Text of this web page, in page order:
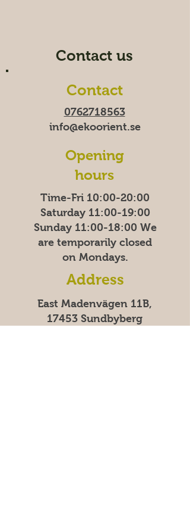
Contact us
Contact
0762718563
info@ekoorient.se
Opening
hours
Time-Fri 10:00-20:00
Saturday 11:00-19:00
Sunday 11:00-18:00 We
are temporarily closed
on Mondays.
Address
East Madenvägen 11B,
17453 Sundbyberg